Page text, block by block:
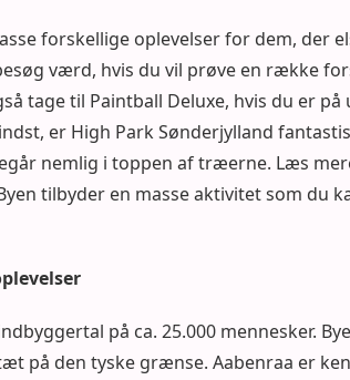
forskellige oplevelser for dem, der
værd, hvis du vil prøve en række
tage til Paintball Deluxe, hvis du er
er High Park Sønderjylland
nemlig i toppen af træerne. Læs
tilbyder en masse aktivitet som du
på ca. 25.000 mennesker.
på den tyske grænse. Aabenraa er